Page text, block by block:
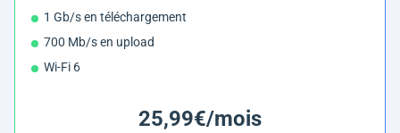
1 Gb/s en téléchargement
700 Mb/s en upload
Wi-Fi 6
25,99€/mois